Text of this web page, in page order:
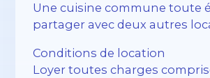
Une cuisine commune toute
partager avec deux autres
Conditions de location
Loyer toutes charges